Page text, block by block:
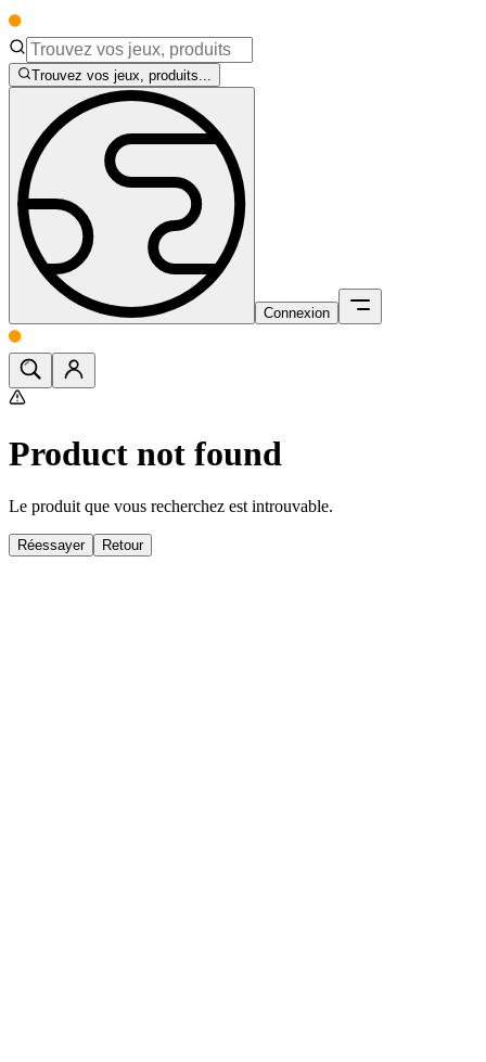
Trouvez vos jeux, produits...
Connexion
Product not found
Le produit que vous recherchez est introuvable.
Réessayer Retour